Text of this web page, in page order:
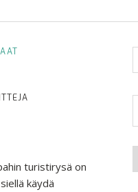
turistirysä on
käydä